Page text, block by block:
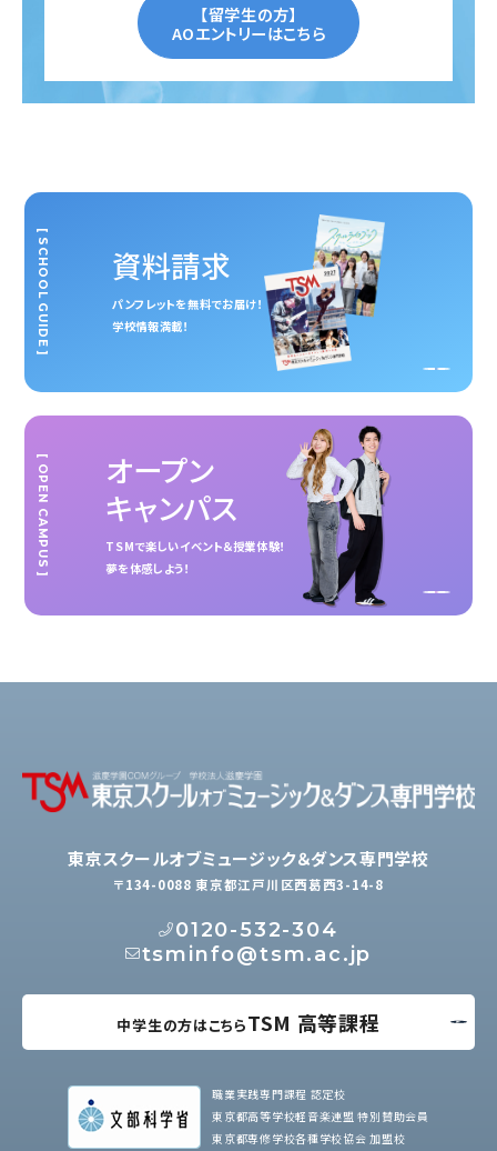
【留学生の方】
AOエントリーはこちら
資料請求
パンフレットを無料でお届け！
学校情報満載！
[ SCHOOL GUIDE ]
オープン
キャンパス
TSMで楽しいイベント＆授業体験！
夢を体感しよう！
[ OPEN CAMPUS ]
東京スクールオブミュージック＆ダンス専門学校
〒134-0088 東京都江戸川区西葛西3-14-8
0120-532-304
tsminfo@tsm.ac.jp
中学生の方はこちらTSM 高等課程
職業実践専門課程 認定校
東京都高等学校軽音楽連盟 特別賛助会員
東京都専修学校各種学校協会 加盟校